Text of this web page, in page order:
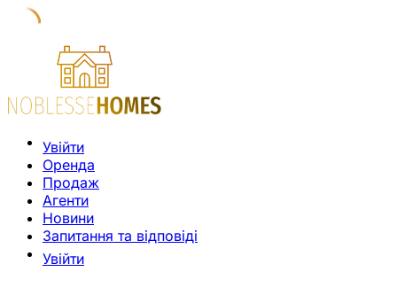
Увійти
Оренда
Продаж
Агенти
Новини
Запитання та відповіді
Увійти